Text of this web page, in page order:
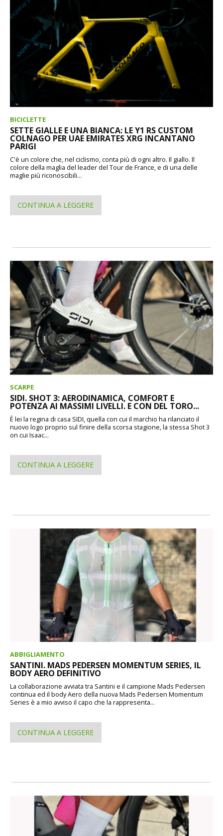
BICICLETTE
SETTE GIALLE E UNA BIANCA: LE Y1 RS CUSTOM
COLNAGO PER UAE EMIRATES XRG INCANTANO
PARIGI
C'è un colore che, nel ciclismo, conta più di ogni altro. Il giallo. Il
colore della maglia del leader del Tour de France, e di una delle
maglie più riconoscibili...
CONTINUA A LEGGERE
SCARPE
SIDI. SHOT 3: AERODINAMICA, COMFORT E
POTENZA AI MASSIMI LIVELLI. E CON DEL TORO...
È lei la regina di casa SIDI, quella con cui il marchio ha rilanciato il
nuovo logo proprio sul finire della scorsa stagione, la stessa Shot 3
on cui Isaac...
CONTINUA A LEGGERE
ABBIGLIAMENTO
SANTINI. MADS PEDERSEN MOMENTUM SERIES, IL
BODY AERO DEFINITIVO
La collaborazione avviata tra Santini e il campione Mads Pedersen
continua ed il body Aero della nuova Mads Pedersen Momentum
Series è a mio avviso il capo che la rappresenta...
CONTINUA A LEGGERE